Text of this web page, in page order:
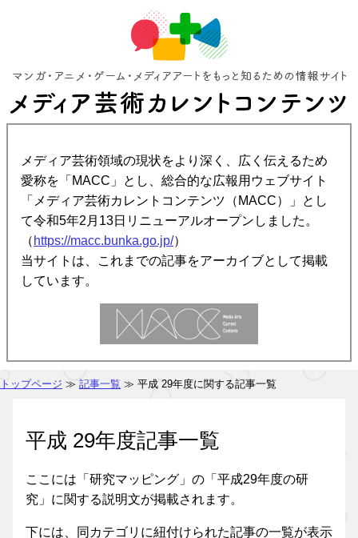
メディア芸術領域の現状をより深く、広く伝えるため
愛称を「MACC」とし、総合的な広報用ウェブサイト
「メディア芸術カレントコンテンツ（MACC）」とし
て令和5年2月13日リニューアルオープンしました。
（ https://macc.bunka.go.jp/）
当サイトは、これまでの記事をアーカイブとして掲載
しています。
トップページ ≫ 記事一覧 ≫ 平成 29年度に関する記事一覧
平成 29年度記事一覧
ここには「研究マッピング」の「平成29年度の研
究」に関する説明文が掲載されます。
下には、同カテゴリに紐付けられた記事の一覧が表示